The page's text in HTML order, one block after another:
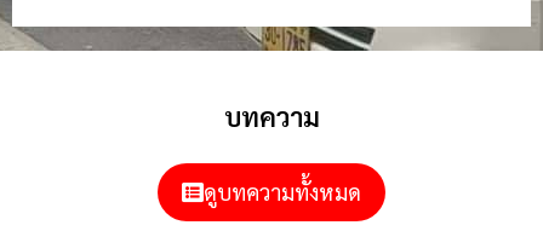
บทความ
ดูบทความทั้งหมด